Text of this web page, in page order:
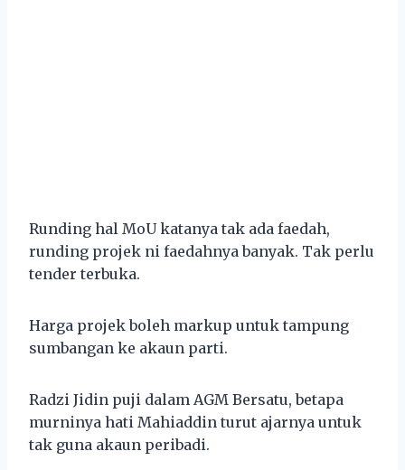
Runding hal MoU katanya tak ada faedah,
runding projek ni faedahnya banyak. Tak perlu
tender terbuka.
Harga projek boleh markup untuk tampung
sumbangan ke akaun parti.
Radzi Jidin puji dalam AGM Bersatu, betapa
murninya hati Mahiaddin turut ajarnya untuk
tak guna akaun peribadi.